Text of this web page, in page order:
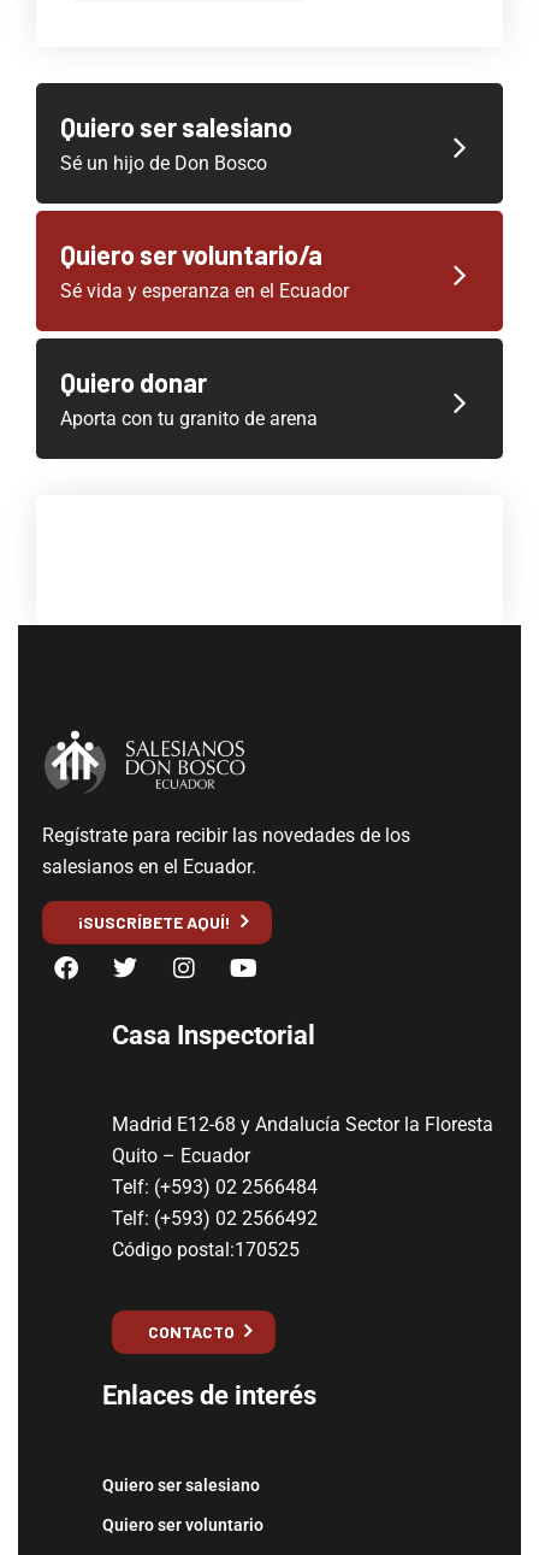
Quiero ser salesiano
Sé un hijo de Don Bosco
Quiero ser voluntario/a
Sé vida y esperanza en el Ecuador
Quiero donar
Aporta con tu granito de arena
Regístrate para recibir las novedades de los
salesianos en el Ecuador.
¡SUSCRÍBETE AQUÍ!
Casa Inspectorial
Madrid E12-68 y Andalucía Sector la Floresta
Quito – Ecuador
Telf: (+593) 02 2566484
Telf: (+593) 02 2566492
Código postal:170525
CONTACTO
Enlaces de interés
Quiero ser salesiano
Quiero ser voluntario